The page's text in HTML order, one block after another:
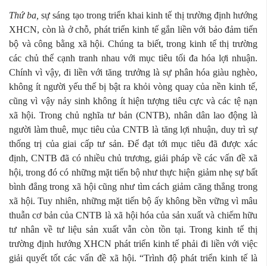
Thứ ba, sự sáng tạo trong triển khai kinh tế thị trường định hướng
XHCN, còn là ở chỗ, phát triển kinh tế gắn liền với bảo đảm tiến
bộ và công bằng xã hội. Chúng ta biết, trong kinh tế thị trường
các chủ thể cạnh tranh nhau với mục tiêu tối đa hóa lợi nhuận.
Chính vì vậy, đi liền với tăng trưởng là sự phân hóa giàu nghèo,
không ít người yếu thế bị bật ra khỏi vòng quay của nền kinh tế,
cũng vì vậy nảy sinh không ít hiện tượng tiêu cực và các tệ nạn
xã hội. Trong chủ nghĩa tư bản (CNTB), nhân dân lao động là
người làm thuê, mục tiêu của CNTB là tăng lợi nhuận, duy trì sự
thống trị của giai cấp tư sản. Để đạt tới mục tiêu đã được xác
định, CNTB đã có nhiều chủ trương, giải pháp về các vấn đề xã
hội, trong đó có những mặt tiến bộ như thực hiện giảm nhẹ sự bất
bình đẳng trong xã hội cũng như tìm cách giảm căng thẳng trong
xã hội. Tuy nhiên, những mặt tiến bộ ấy không bền vững vì mâu
thuẫn cơ bản của CNTB là xã hội hóa của sản xuất và chiếm hữu
tư nhân về tư liệu sản xuất vẫn còn tồn tại. Trong kinh tế thị
trường định hướng XHCN phát triển kinh tế phải đi liền với việc
giải quyết tốt các vấn đề xã hội. “Trình độ phát triển kinh tế là